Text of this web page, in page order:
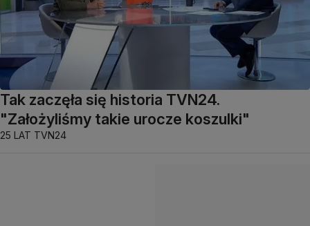
Tak zaczęła się historia TVN24.
"Założyliśmy takie urocze koszulki"
25 LAT TVN24